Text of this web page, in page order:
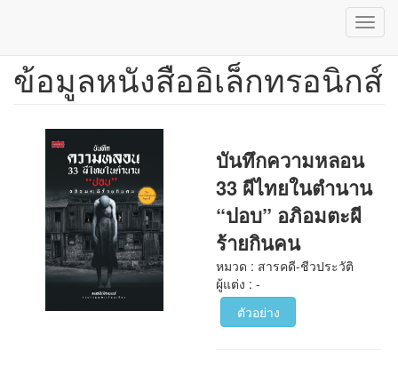
ข้าม
ข้อมูลหนังสืออิเล็กทรอนิกส์
บันทึกความหลอน
33 ผีไทยในตำนาน
“ปอบ” อภิอมตะผี
ร้ายกินคน
หมวด : สารคดี-ชีวประวัติ
ผู้แต่ง : -
ตัวอย่าง